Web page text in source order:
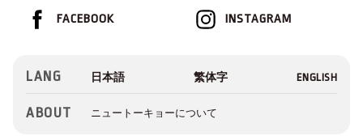
INSTAGRAM
FACEBOOK
LANG
ABOUT ニュートーキョーについて